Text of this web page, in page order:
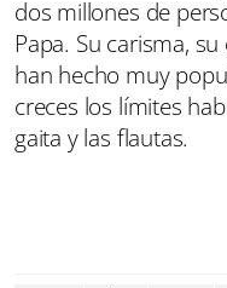
dos millones de
Papa. Su carisma,
han hecho muy
creces los límites
gaita y las flautas.